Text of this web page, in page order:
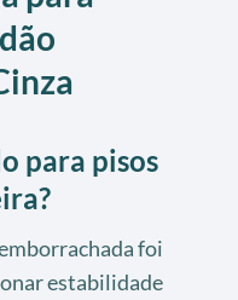
para pisos
foi
estabilidade